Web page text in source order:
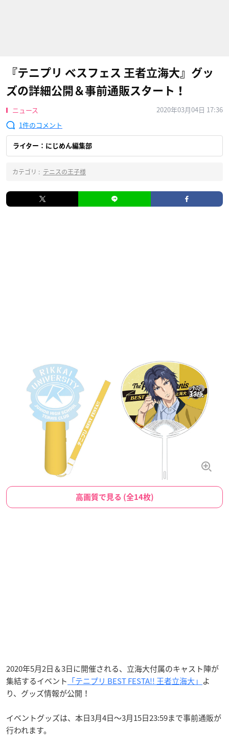
『テニプリ ベスフェス 王者立海大』グッ
ズの詳細公開＆事前通販スタート！
ニュース
2020年03月04日 17:36
1
ライター：にじめん編集部
カテゴリ : テニスの王子様
高画質で見る (全14枚)
2020年5月2日＆3日に開催される、立海大付属のキャスト陣が
集結するイベント 「テニプリ BEST FESTA!! 王者立海大」 よ
り、グッズ情報が公開！
イベントグッズは、本日3月4日〜3月15日23:59まで事前通販が
行われます。